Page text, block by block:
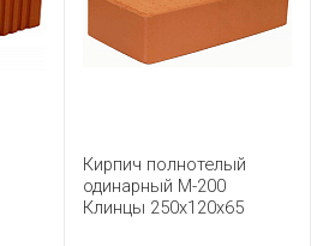
Кирпич полнотелый
одинарный М-200
Клинцы 250x120x65